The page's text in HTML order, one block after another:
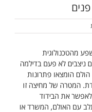
מהטכנולוגית
ניצבים לא פעם בדילמה
הומצאו פתרונות
המטרה של מחיצה זו
את הבידוד
עם האולם, המשרד או